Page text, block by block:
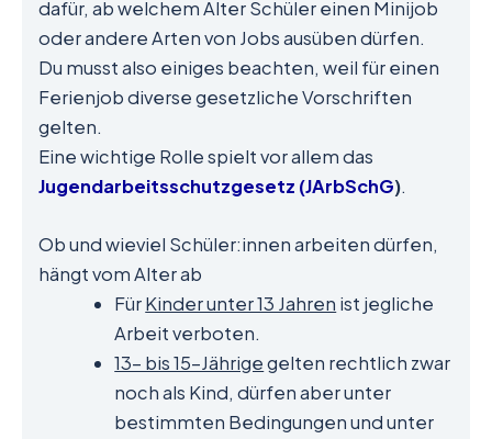
dafür, ab welchem Alter Schüler einen Minijob
oder andere Arten von Jobs ausüben dürfen.
Du musst also einiges beachten, weil für einen
Ferienjob diverse gesetzliche Vorschriften
gelten.
Eine wichtige Rolle spielt vor allem das
Jugendarbeitsschutzgesetz (JArbSchG).
Ob und wieviel Schüler:innen arbeiten dürfen,
hängt vom Alter ab
FürKinder unter 13 Jahren ist jegliche
Arbeit verboten.
13- bis 15-Jährigegelten rechtlich zwar
noch als Kind, dürfen aber unter
bestimmten Bedingungen und unter